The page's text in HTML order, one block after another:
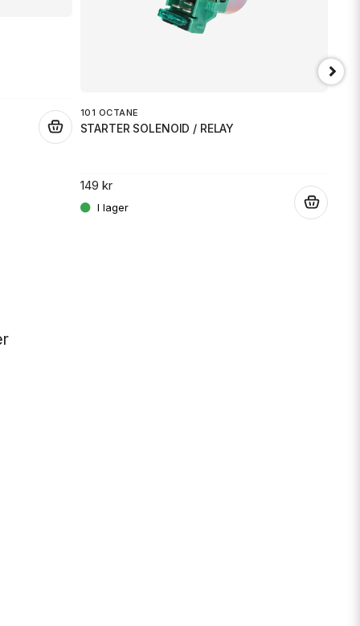
101 OCTANE
STARTER SOLENOID / RELAY
149 kr